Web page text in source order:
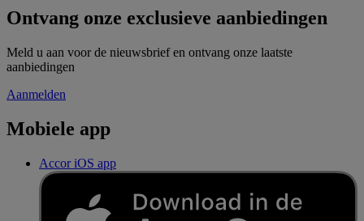
Ontvang onze exclusieve aanbiedingen
Meld u aan voor de nieuwsbrief en ontvang onze laatste
aanbiedingen
Aanmelden
Mobiele app
Accor iOS app